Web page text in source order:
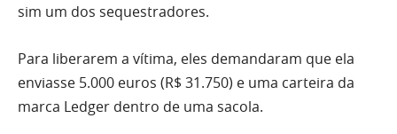
sim um dos sequestradores.
Para liberarem a vítima, eles demandaram que ela
enviasse 5.000 euros (R$ 31.750) e uma carteira da
marca Ledger dentro de uma sacola.